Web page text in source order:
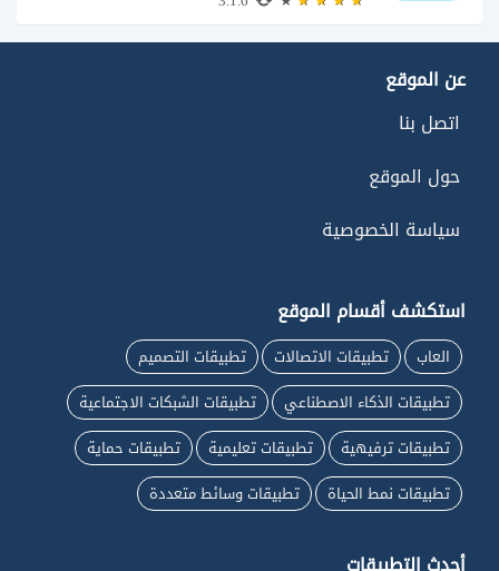
عن الموقع
اتصل بنا
حول الموقع
سياسة الخصوصية
استكشف أقسام الموقع
العاب تطبيقات الاتصالات
تطبيقات التصميم
تطبيقات الذكاء الاصطناعي
تطبيقات الشبكات الاجتماعية
تطبيقات ترفيهية
تطبيقات تعليمية
تطبيقات حماية
تطبيقات نمط الحياة
تطبيقات وسائط متعددة